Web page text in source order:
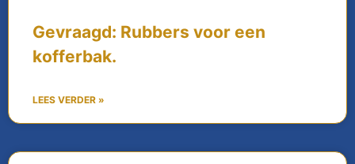
Gevraagd: Rubbers voor een
kofferbak.
LEES VERDER »